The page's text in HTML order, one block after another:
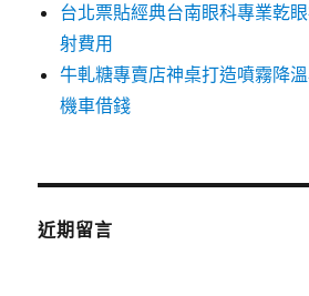
台北票貼經典台南眼科專業乾
射費用
牛軋糖專賣店神桌打造噴霧降
機車借錢
近期留言